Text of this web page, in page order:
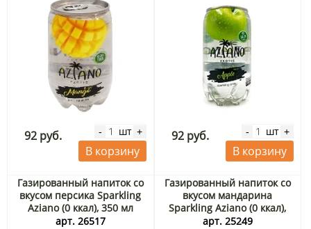
92 руб. - шт +
В корзину
92 руб. - шт +
В корзину
Газированный напиток со
вкусом персика Sparkling
Aziano (0 ккал), 350 мл
арт. 26517
Газированный напиток со
вкусом мандарина
Sparkling Aziano (0 ккал),
350 мл
арт. 25249